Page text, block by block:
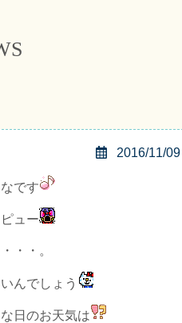
2016/11/09
です
ュー
・・。
んでしょう
日のお天気は